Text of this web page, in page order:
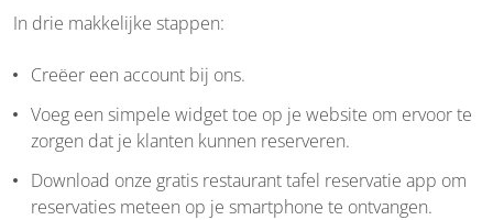
In drie makkelijke stappen:
Creëer een account bij ons.
Voeg een simpele widget toe op je website om ervoor te
zorgen dat je klanten kunnen reserveren.
Download onze gratis restaurant tafel reservatie app om
reservaties meteen op je smartphone te ontvangen.